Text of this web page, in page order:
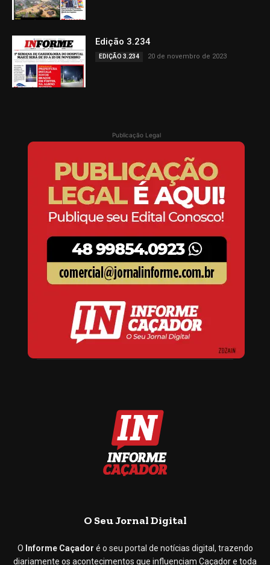
Edição 3.234
EDIÇÃO 3.234 20 de novembro de 2023
Publicação Legal
O Seu Jornal Digital
O Informe Caçador é o seu portal de notícias digital, trazendo
diariamente os acontecimentos que influenciam Caçador e toda